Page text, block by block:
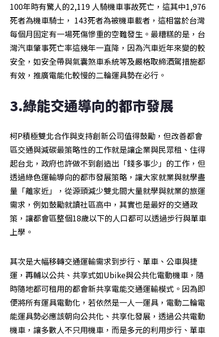
100年時有驚人的2,119 人騎機車事故死亡，這其中1,976
死者為機車騎士， 143死者為被機車載者，這相當於台灣
每個月固定有一場死傷慘重的空難發生。最糟糕的是，台
灣汽車肇事死亡率這幾年一直降，因為汽車近年來變的較
安全，如安全帶與氣囊煞車系統等及嚴格取締酒駕措施都
有效，推廣電能化較慢的二輪運具勢在必行。
3.綠能交通導向的都市發展
柯P積極雙北合作與支持創新公司值得鼓勵，但改善都會
區交通與減碳最策略性的工作就是讓企業與民眾租、住得
起台北，政府也許做不到創造出「錢多事少」的工作，但
透過綠色運輸導向的都市發展策略，讓大家就業與就學盡
量「離家近」，從源頭減少雙北間大量就學與就業的旅運
需求，例如鼓勵就讀社區高中，其實也是最好的交通政
策，讓都會區整個18歲以下的人口都可以透過步行與單車
上學。
其次是大幅移轉交通運輸需求到步行、單車、公車與捷
運，再輔以公共、共享式如Ubike與公共化電動機車，隨
時隨地都可租用的都會新共享電能交通運輸模式。因為即
便將所有運具電動化，若依然是一人一運具，電動二輪電
能運具勢必應該朝向公共化、共享化發展，透過公共電動
機車，讓多數人不只用機車，而是多元的利用步行、單車